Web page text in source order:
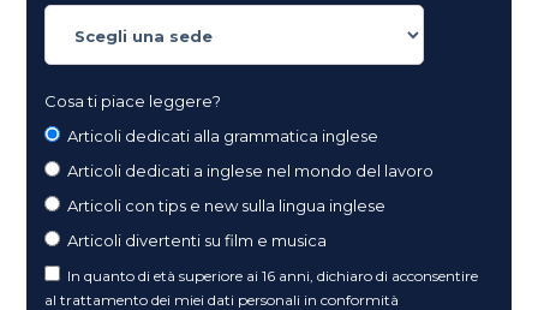
Cosa ti piace leggere?
Articoli dedicati alla grammatica inglese
Articoli dedicati a inglese nel mondo del lavoro
Articoli con tips e new sulla lingua inglese
Articoli divertenti su film e musica
In quanto di età superiore ai 16 anni, dichiaro di acconsentire
al trattamento dei miei dati personali in conformità